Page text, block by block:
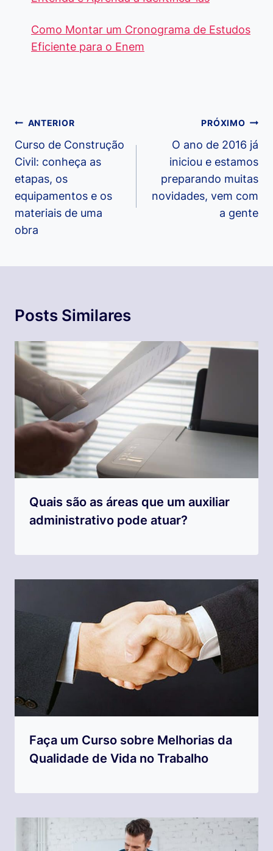
Como Montar um Cronograma de Estudos
Eficiente para o Enem
Navegação
de
Post
ANTERIOR
Curso de Construção
Civil: conheça as
etapas, os
equipamentos e os
materiais de uma
obra
PRÓXIMO
O ano de 2016 já
iniciou e estamos
preparando muitas
novidades, vem com
a gente
Posts Similares
Quais são as áreas que um auxiliar
administrativo pode atuar?
Faça um Curso sobre Melhorias da
Qualidade de Vida no Trabalho